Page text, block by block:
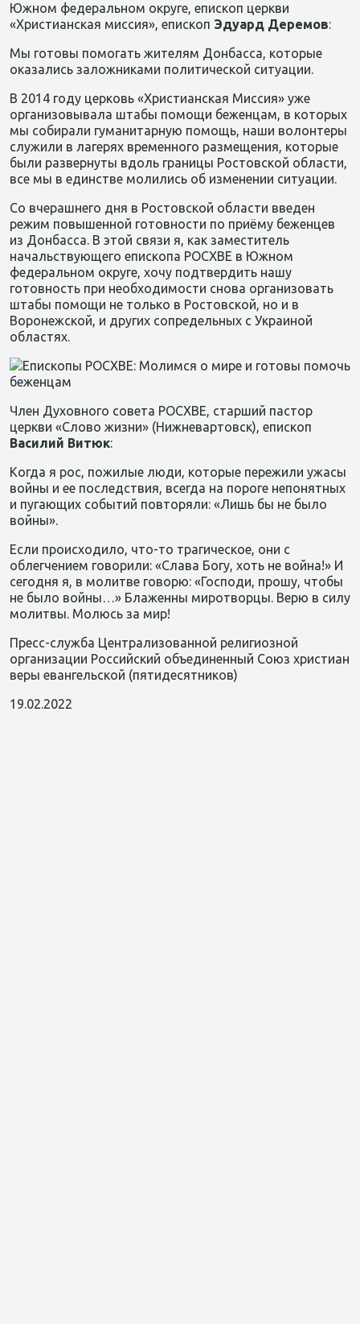
Южном федеральном округе, епископ церкви
«Христианская миссия», епископ Эдуард Деремов:
Мы готовы помогать жителям Донбасса, которые
оказались заложниками политической ситуации.
В 2014 году церковь «Христианская Миссия» уже
организовывала штабы помощи беженцам, в которых
мы собирали гуманитарную помощь, наши волонтеры
служили в лагерях временного размещения, которые
были развернуты вдоль границы Ростовской области,
все мы в единстве молились об изменении ситуации.
Со вчерашнего дня в Ростовской области введен
режим повышенной готовности по приёму беженцев
из Донбасса. В этой связи я, как заместитель
начальствующего епископа РОСХВЕ в Южном
федеральном округе, хочу подтвердить нашу
готовность при необходимости снова организовать
штабы помощи не только в Ростовской, но и в
Воронежской, и других сопредельных с Украиной
областях.
Член Духовного совета РОСХВЕ, старший пастор
церкви «Слово жизни» (Нижневартовск), епископ
Василий Витюк:
Когда я рос, пожилые люди, которые пережили ужасы
войны и ее последствия, всегда на пороге непонятных
и пугающих событий повторяли: «Лишь бы не было
войны».
Если происходило, что-то трагическое, они с
облегчением говорили: «Слава Богу, хоть не война!» И
сегодня я, в молитве говорю: «Господи, прошу, чтобы
не было войны…» Блаженны миротворцы. Верю в силу
молитвы. Молюсь за мир!
Пресс-служба Централизованной религиозной
организации Российский объединенный Союз христиан
веры евангельской (пятидесятников)
19.02.2022